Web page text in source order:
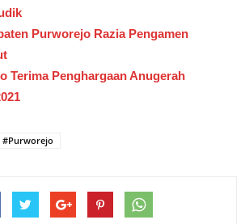
Purworejo Razia Pengamen
Terima Penghargaan Anugerah
#Purworejo